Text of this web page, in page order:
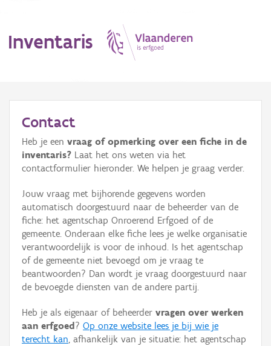
Inventaris
Erfgoedobject
Aanduidingsobject
Waarneming
Thema
Gebeurtenis
Persoon of collectief
Hergebruik
Contact
Heb je een vraag of opmerking over een fiche in de
inventaris? Laat het ons weten via het
contactformulier hieronder. We helpen je graag verder.
Jouw vraag met bijhorende gegevens worden
automatisch doorgestuurd naar de beheerder van de
fiche: het agentschap Onroerend Erfgoed of de
gemeente. Onderaan elke fiche lees je welke organisatie
verantwoordelijk is voor de inhoud. Is het agentschap
of de gemeente niet bevoegd om je vraag te
beantwoorden? Dan wordt je vraag doorgestuurd naar
de bevoegde diensten van de andere partij.
Heb je als eigenaar of beheerder vragen over werken
aan erfgoed ? Op onze website lees je bij wie je
terecht kan, afhankelijk van je situatie: het agentschap